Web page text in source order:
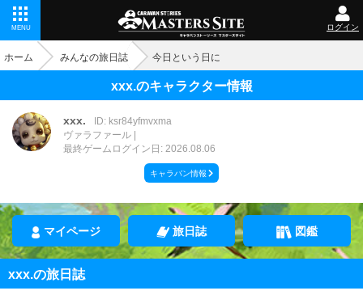
MENU ログイン
ホーム みんなの旅日誌 今日という日に
xxx.のキャラクター情報
xxx.
ID: ksr84yfmvxma
ヴァラファール
最終ゲームログイン日: 2026.08.06
キャラバン情報
マイページ 旅日誌 図鑑
xxx.の旅日誌